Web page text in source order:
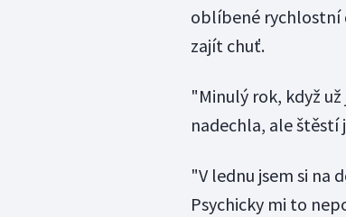
oblíbené rychlostní
zajít chuť.
"Minulý rok, když
nadechla, ale štěstí
"V lednu jsem si na
Psychicky mi to